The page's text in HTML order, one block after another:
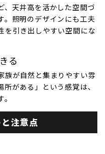
、天井高を活かした空間づ
。照明のデザインにも工夫
を引き出しやすい空間にな
る
族が自然と集まりやすい雰
がある」という感覚は、
注意点